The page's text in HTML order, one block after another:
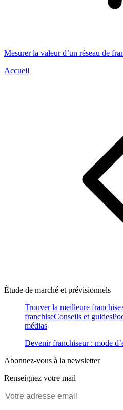
Mesurer la valeur d’un réseau de
Accueil
Étude de marché et prévisionnels
Trouver la meilleure franchise
franchiseConseils et guides
médias
Devenir franchiseur : mode
Abonnez-vous à la newsletter
Renseignez votre mail